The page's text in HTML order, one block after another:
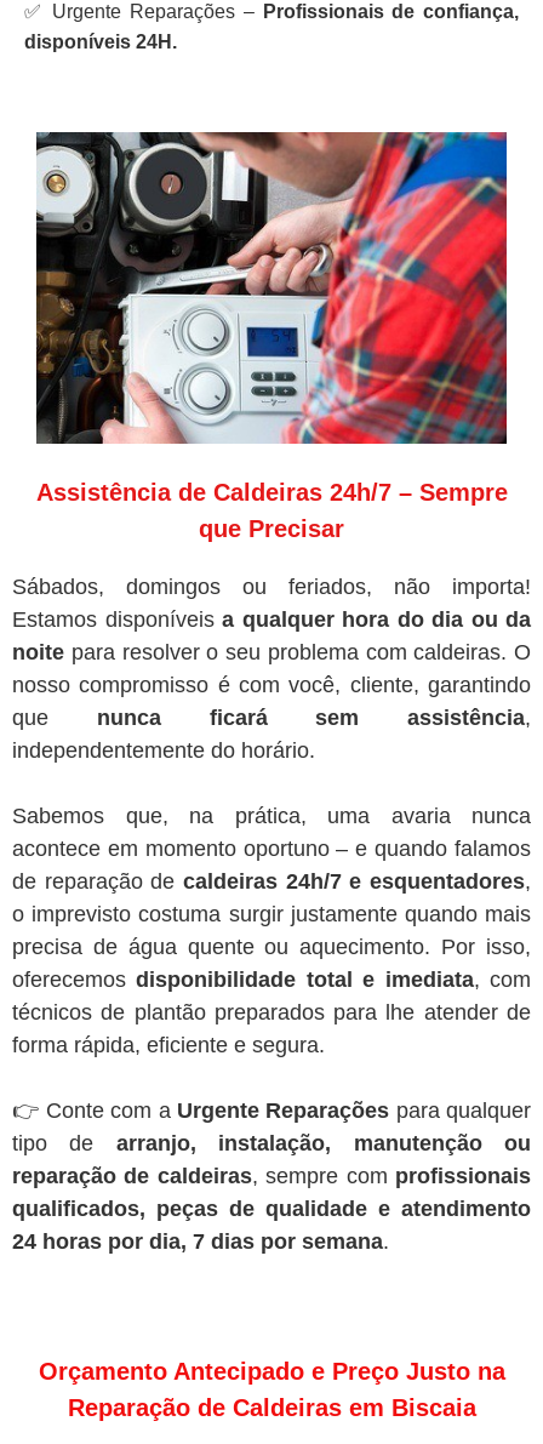
✅ Urgente Reparações – Profissionais de confiança,
disponíveis 24H.
Assistência de Caldeiras 24h/7 – Sempre
que Precisar
Sábados, domingos ou feriados, não importa!
Estamos disponíveis a qualquer hora do dia ou da
noite para resolver o seu problema com caldeiras. O
nosso compromisso é com você, cliente, garantindo
que nunca ficará sem assistência,
independentemente do horário.
Sabemos que, na prática, uma avaria nunca
acontece em momento oportuno – e quando falamos
de reparação de caldeiras 24h/7 e esquentadores,
o imprevisto costuma surgir justamente quando mais
precisa de água quente ou aquecimento. Por isso,
oferecemosdisponibilidade total e imediata, com
técnicos de plantão preparados para lhe atender de
forma rápida, eficiente e segura.
👉 Conte com a Urgente Reparações para qualquer
tipo de arranjo, instalação, manutenção ou
reparação de caldeiras, sempre com profissionais
qualificados, peças de qualidade e atendimento
24 horas por dia, 7 dias por semana.
Orçamento Antecipado e Preço Justo na
Reparação de Caldeiras em Biscaia